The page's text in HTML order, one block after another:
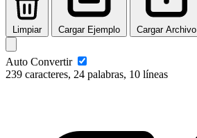
Limpiar Cargar Ejemplo Cargar Archivo
Auto Convertir
239 caracteres, 24 palabras, 10 líneas